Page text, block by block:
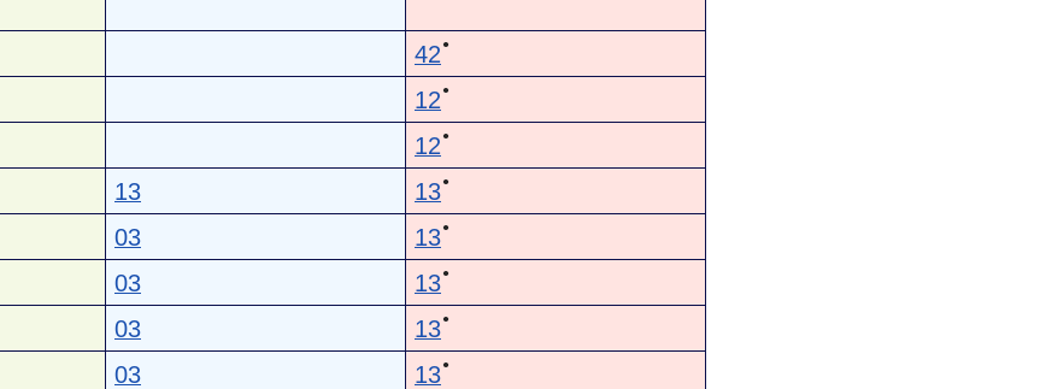
42 ●
12 ●
12 ●
13 13●
03 13●
03 13●
03 13●
03 13●